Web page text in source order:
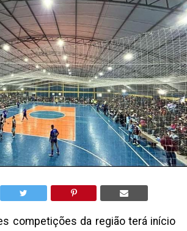
competições da região terá início